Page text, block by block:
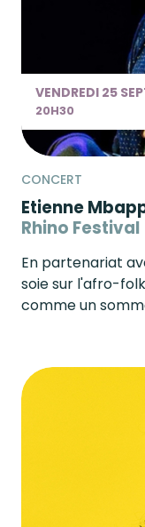
VENDREDI 25
20H30
CONCERT
Etienne
Rhino Festival
En partenariat
soie sur l'afro-
comme un